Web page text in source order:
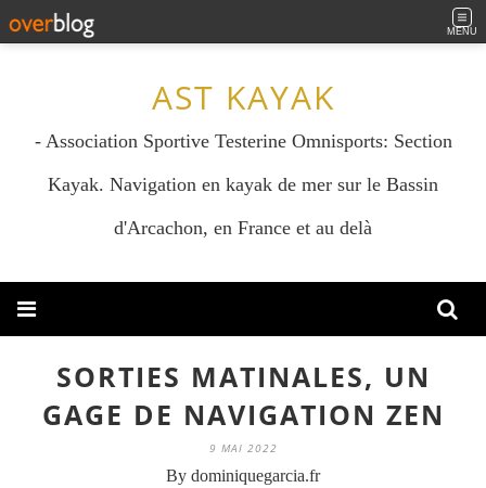
MENU
AST KAYAK
- Association Sportive Testerine Omnisports: Section
Kayak. Navigation en kayak de mer sur le Bassin
d'Arcachon, en France et au delà
SORTIES MATINALES, UN
GAGE DE NAVIGATION ZEN
9 MAI 2022
By dominiquegarcia.fr